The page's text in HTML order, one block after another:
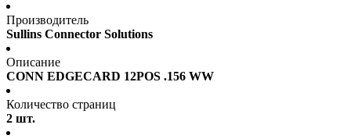
Производитель
Sullins Connector Solutions
Описание
CONN EDGECARD 12POS .156 WW
Количество страниц
2 шт.